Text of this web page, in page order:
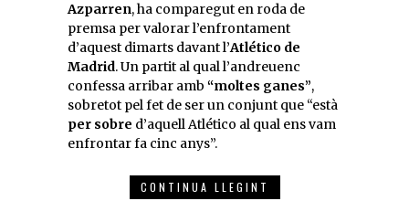
Azparren, ha comparegut en roda de
premsa per valorar l’enfrontament
d’aquest dimarts davant l’Atlético de
Madrid. Un partit al qual l’andreuenc
confessa arribar amb “moltes ganes”,
sobretot pel fet de ser un conjunt que “està
per sobre d’aquell Atlético al qual ens vam
enfrontar fa cinc anys”.
CONTINUA LLEGINT